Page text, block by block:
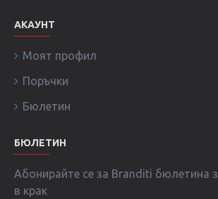
АКАУНТ
Моят профил
Поръчки
Бюлетин
БЮЛЕТИН
Абонирайте се за Branditi бюлетина
в крак